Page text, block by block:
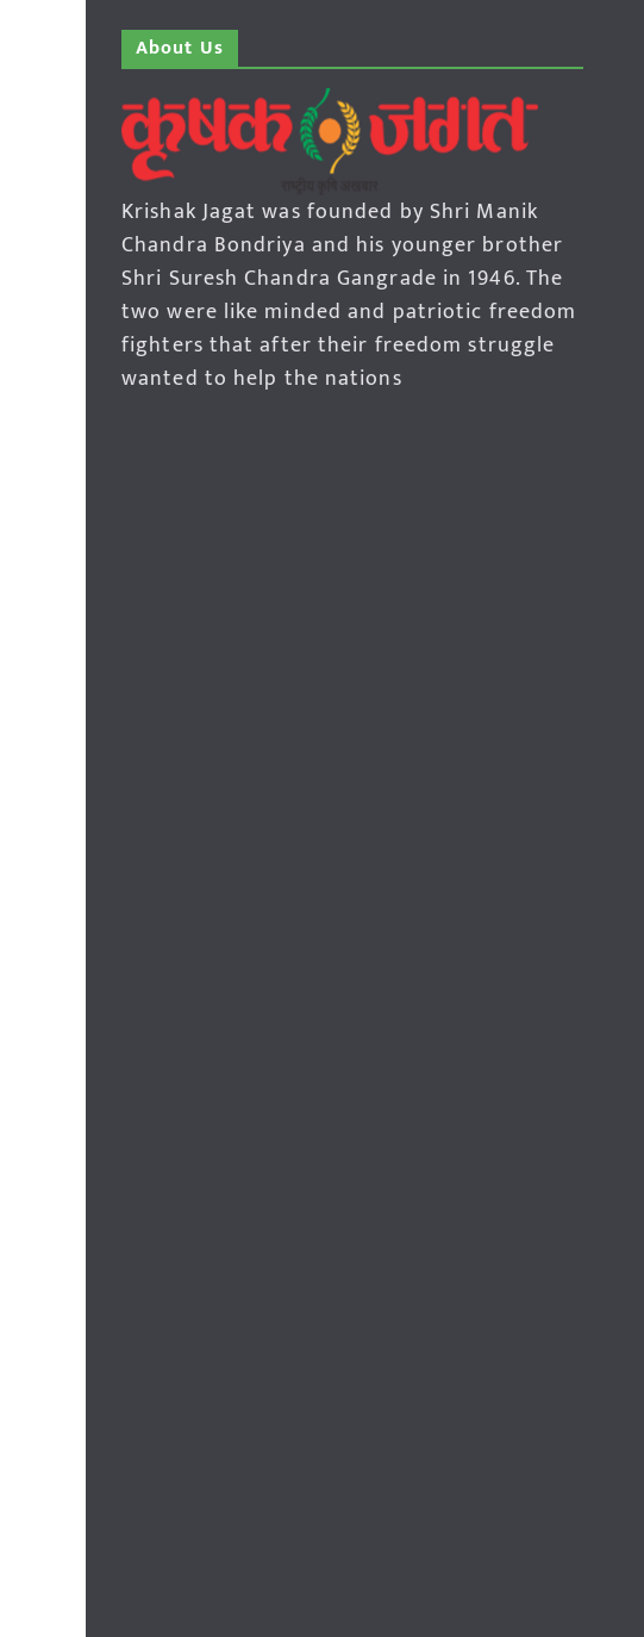
About Us
Krishak Jagat was founded by Shri Manik
Chandra Bondriya and his younger brother
Shri Suresh Chandra Gangrade in 1946. The
two were like minded and patriotic freedom
fighters that after their freedom struggle
wanted to help the nations